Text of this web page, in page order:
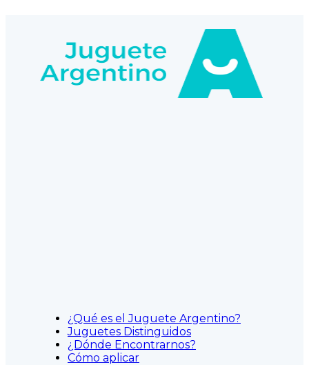
¿Qué es el Juguete Argentino?
Juguetes Distinguidos
¿Dónde Encontrarnos?
Cómo aplicar